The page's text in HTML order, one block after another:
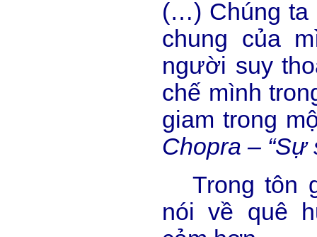
(…) Chúng ta
chung của
người suy
chế mình
giam trong
Chopra – “Sự
Trong tôn
nói về quê